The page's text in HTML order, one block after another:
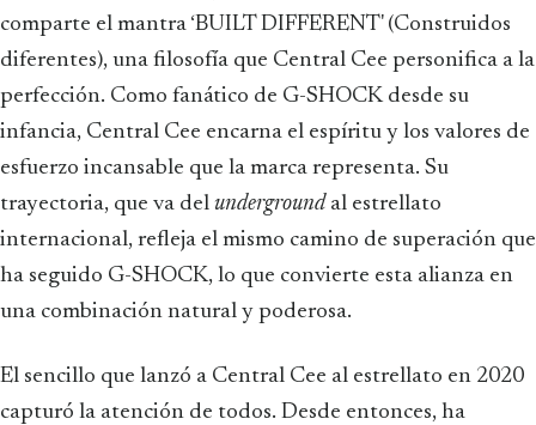
comparte el mantra ‘BUILT DIFFERENT' (Construidos
diferentes), una filosofía que Central Cee personifica a la
perfección. Como fanático de G-SHOCK desde su
infancia, Central Cee encarna el espíritu y los valores de
esfuerzo incansable que la marca representa. Su
trayectoria, que va del underground al estrellato
internacional, refleja el mismo camino de superación que
ha seguido G-SHOCK, lo que convierte esta alianza en
una combinación natural y poderosa.
El sencillo que lanzó a Central Cee al estrellato en 2020
capturó la atención de todos. Desde entonces, ha